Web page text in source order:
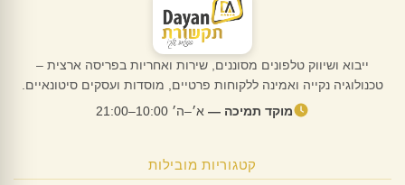
ייבוא ושיווק טלפונים מסוננים, שירות ואחריות בפריסה ארצית –
טכנולוגיה נקייה ואמינה ללקוחות פרטיים, מוסדות ועסקים סיטונאיים.
מוקד תמיכה — א׳–ה׳ 10:00–21:00
קטגוריות מובילות